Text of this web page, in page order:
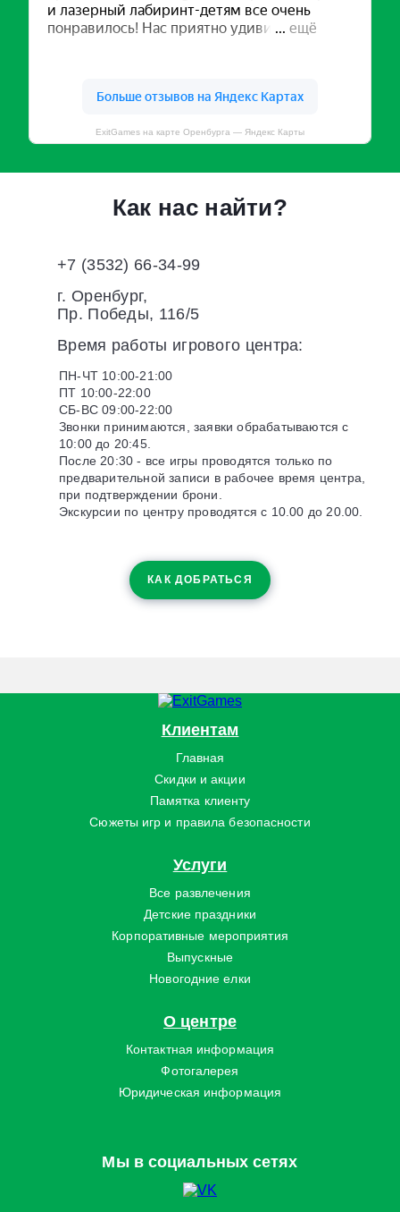
ExitGames на карте Оренбурга — Яндекс Карты
Как нас найти?
+7 (3532) 66-34-99
г. Оренбург,
Пр. Победы, 116/5
Время работы игрового центра:
ПН-ЧТ 10:00-21:00
ПТ 10:00-22:00
СБ-ВС 09:00-22:00
Звонки принимаются, заявки обрабатываются с
10:00 до 20:45.
После 20:30 - все игры проводятся только по
предварительной записи в рабочее время центра,
при подтверждении брони.
Экскурсии по центру проводятся с 10.00 до 20.00.
КАК ДОБРАТЬСЯ
Клиентам
Главная
Скидки и акции
Памятка клиенту
Сюжеты игр и правила безопасности
Услуги
Все развлечения
Детские праздники
Корпоративные мероприятия
Выпускные
Новогодние елки
О центре
Контактная информация
Фотогалерея
Юридическая информация
Мы в социальных сетях